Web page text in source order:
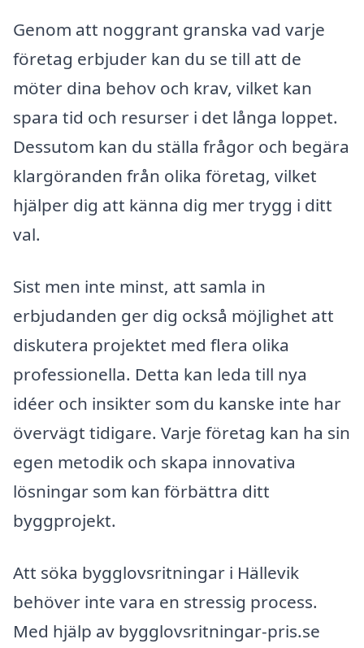
Genom att noggrant granska vad varje
företag erbjuder kan du se till att de
möter dina behov och krav, vilket kan
spara tid och resurser i det långa loppet.
Dessutom kan du ställa frågor och begära
klargöranden från olika företag, vilket
hjälper dig att känna dig mer trygg i ditt
val.
Sist men inte minst, att samla in
erbjudanden ger dig också möjlighet att
diskutera projektet med flera olika
professionella. Detta kan leda till nya
idéer och insikter som du kanske inte har
övervägt tidigare. Varje företag kan ha sin
egen metodik och skapa innovativa
lösningar som kan förbättra ditt
byggprojekt.
Att söka bygglovsritningar i Hällevik
behöver inte vara en stressig process.
Med hjälp av bygglovsritningar-pris.se